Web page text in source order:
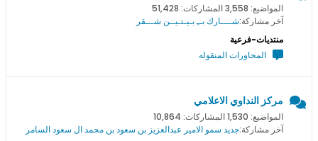
المواضيع: 3,558 المشاركات: 51,428
آخر مشاركة:شــــارك بــِ بـيـتـيــن شـــقر
منتديات-فرعية
المحاورات المنقوله
مركز النداوي الاعلامي
المواضيع: 1,530 المشاركات: 10,864
آخر مشاركة:جديد سمو اﻻمير عبدالعزيز بن سعود بن محمد ال سعود السامر